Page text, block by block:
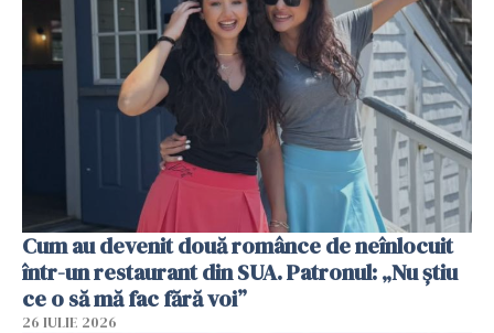
Cum au devenit două românce de neînlocuit
într-un restaurant din SUA. Patronul: „Nu știu
ce o să mă fac fără voi”
26 IULIE 2026